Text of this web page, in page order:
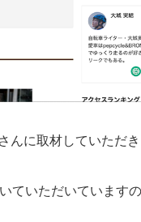
に取材していただき
ていただいています